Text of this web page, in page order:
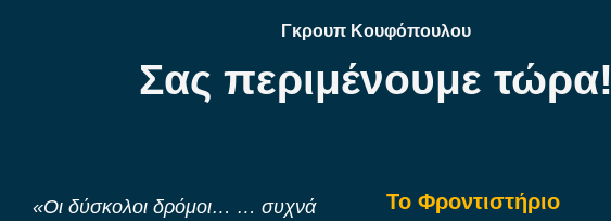
Γκρουπ Κουφόπουλου
Σας περιμένουμε τώρα!
«Οι δύσκολοι δρόμοι… … συχνά
Το Φροντιστήριο